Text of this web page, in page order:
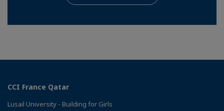
CCI France Qatar
Lusail University - Building for Girls